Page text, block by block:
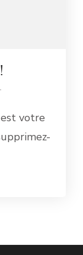
TOUT
MONDE !
votre